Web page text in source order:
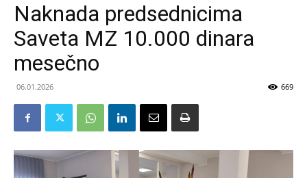
Naknada predsednicima
Saveta MZ 10.000 dinara
mesečno
06.01.2026 669